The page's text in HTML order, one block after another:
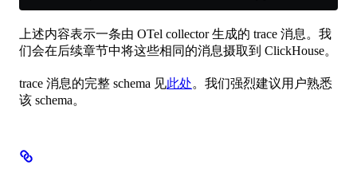
上述内容表示一条由 OTel collector 生成的 trace 消息。我
们会在后续章节中将这些相同的消息摄取到 ClickHouse。
trace 消息的完整 schema 见此处。我们强烈建议用户熟悉
该 schema。